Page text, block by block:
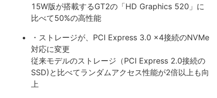
15W版が搭載するGT2の「HD Graphics 520」に
比べて50%の高性能
・ストレージが、PCI Express 3.0 x4接続のNVMe
対応に変更
従来モデルのストレージ（PCI Express 2.0接続の
SSD)と比べてランダムアクセス性能が2倍以上も向
上